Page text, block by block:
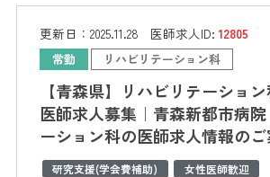
更新日： 2025.11.28 医師求人ID:12805
常勤 リハビリテーション科
【青森県】リハビリテーション
医師求人募集｜青森新都市病
ーション科の医師求人情報の
研究支援(学会費補助) 女性医師歓迎